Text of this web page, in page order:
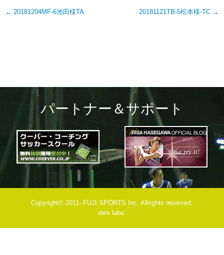
Post
← 20181204MF-6池田様TA 20181121TB-5松本様-TC →
パートナー＆サポート
Copyright© 2011- FUJI SPORTS Inc. Allrights reserved.
deis labs.